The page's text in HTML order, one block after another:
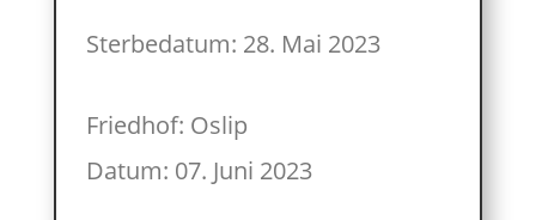
Sterbedatum: 28. Mai 2023
Friedhof: Oslip
Datum: 07. Juni 2023